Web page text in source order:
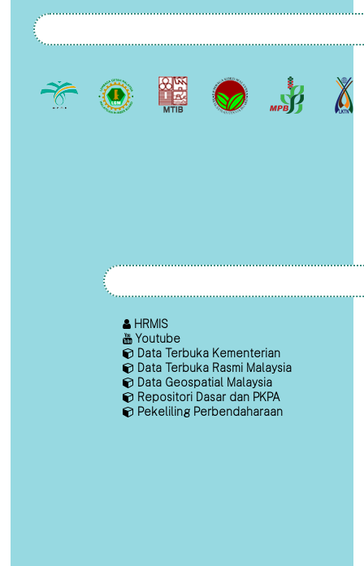
HRMIS
Youtube
Data Terbuka Kementerian
Data Terbuka Rasmi Malaysia
Data Geospatial Malaysia
Repositori Dasar dan PKPA
Pekeliling Perbendaharaan